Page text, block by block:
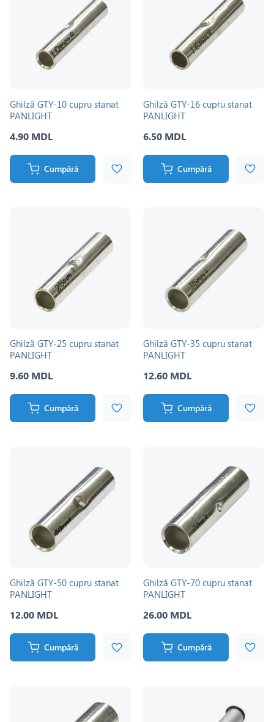
Ghilză GTY-10 cupru stanat
PANLIGHT
4.90 MDL
Cumpără
Ghilză GTY-16 cupru stanat
PANLIGHT
6.50 MDL
Cumpără
Ghilză GTY-25 cupru stanat
PANLIGHT
9.60 MDL
Cumpără
Ghilză GTY-35 cupru stanat
PANLIGHT
12.60 MDL
Cumpără
Ghilză GTY-50 cupru stanat
PANLIGHT
12.00 MDL
Cumpără
Ghilză GTY-70 cupru stanat
PANLIGHT
26.00 MDL
Cumpără